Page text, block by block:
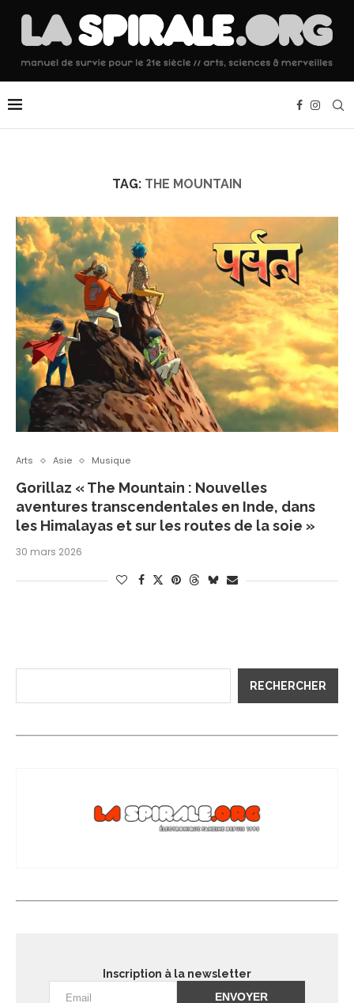
TAG: THE MOUNTAIN
Arts Asie Musique
Gorillaz « The Mountain : Nouvelles
aventures transcendentales en Inde, dans
les Himalayas et sur les routes de la soie »
30 mars 2026
RECHERCHER
Inscription à la newsletter